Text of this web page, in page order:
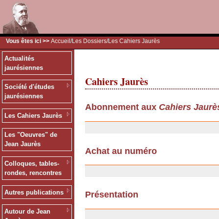
Vous êtes ici >> Accueil /Les Dossiers/Les Cahiers Jaurès
Actualités
jaurésiennes
Société d'études
jaurésiennes
Les Cahiers Jaurès
Les "Oeuvres" de
Jean Jaurès
Colloques, tables-
rondes, rencontres
Autres publications
Autour de Jean
Cahiers Jaurès
Abonnement aux Cahiers
Achat au numéro
Présentation